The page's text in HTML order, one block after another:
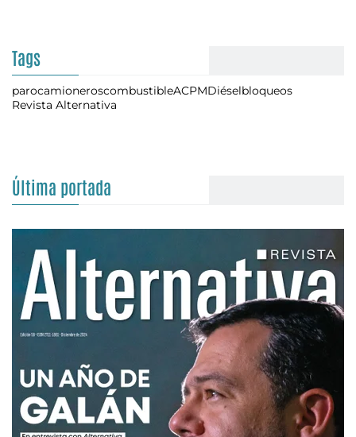
Tags
parocamioneroscombustibleACPMDiéselbloqueos
Revista Alternativa
Última portada